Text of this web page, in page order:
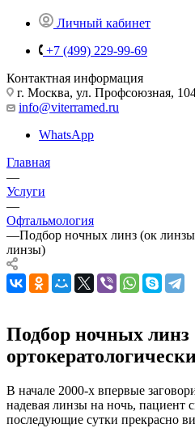
Личный кабинет
+7 (499) 229-99-69
Контактная информация
г. Москва, ул. Профсоюзная,
info@viterramed.ru
WhatsApp
Главная
—
Услуги
—
Офтальмология
—Подбор ночных линз (ок
линзы)
Подбор ночных
В начале 2000-х впервые
надевая линзы на ночь, пациент
последующие сутки прекрасно